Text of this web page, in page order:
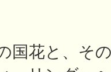
国花と、そ